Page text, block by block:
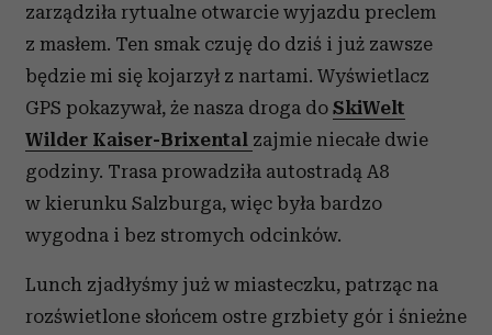
zarządziła rytualne otwarcie wyjazdu preclem
z masłem. Ten smak czuję do dziś i już zawsze
będzie mi się kojarzył z nartami. Wyświetlacz
GPS pokazywał, że nasza droga do SkiWelt
Wilder Kaiser-Brixental zajmie niecałe dwie
godziny. Trasa prowadziła autostradą A8
w kierunku Salzburga, więc była bardzo
wygodna i bez stromych odcinków.
Lunch zjadłyśmy już w miasteczku, patrząc na
rozświetlone słońcem ostre grzbiety gór i śnieżne